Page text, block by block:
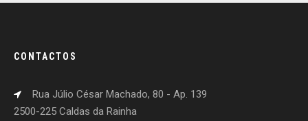
CONTACTOS
Rua Júlio César Machado, 80 - Ap. 139
2500-225 Caldas da Rainha